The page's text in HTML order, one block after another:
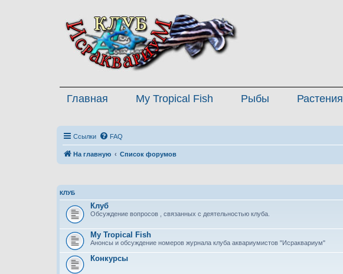
Главная My Tropical Fish Рыбы Растения
Ссылки FAQ
На главную Список форумов
КЛУБ
Клуб
Обсуждение вопросов , связанных с деятельностью клуба.
My Tropical Fish
Анонсы и обсуждение номеров журнала клуба аквариумистов "Исраквариум"
Конкурсы